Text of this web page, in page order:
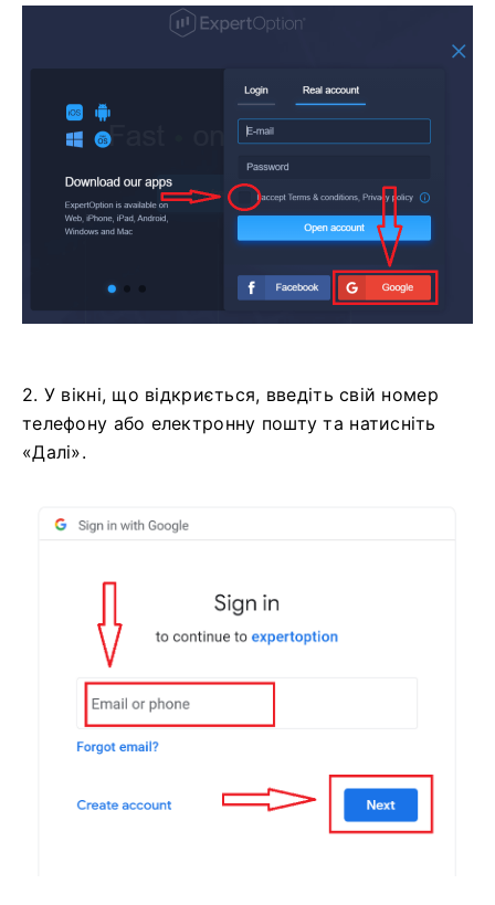
2. У вікні, що відкриється, введіть свій номер
телефону або електронну пошту та натисніть
«Далі».